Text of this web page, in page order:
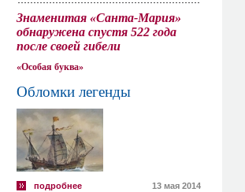
Знаменитая «Санта-Мария»
обнаружена спустя 522 года
после своей гибели
«Особая буква»
Обломки легенды
подробнее 13 мая 2014